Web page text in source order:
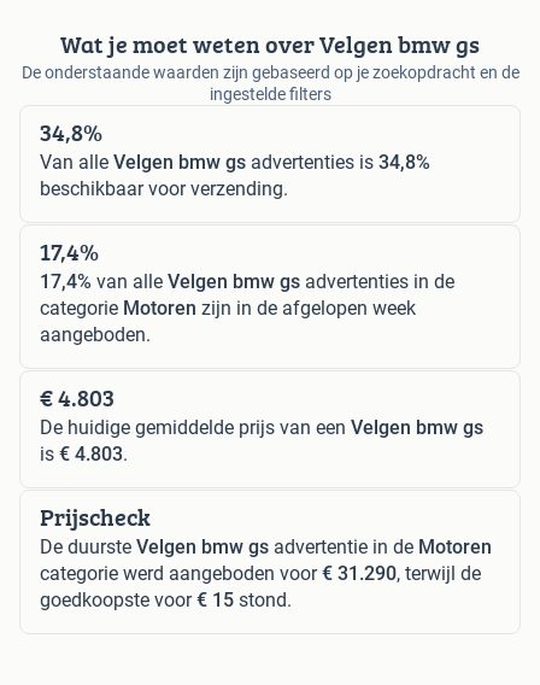
Wat je moet weten over Velgen bmw gs
De onderstaande waarden zijn gebaseerd op je zoekopdracht en de
ingestelde filters
34,8%
Van alle Velgen bmw gs advertenties is 34,8%
beschikbaar voor verzending.
17,4%
17,4% van alle Velgen bmw gs advertenties in de
categorie Motoren zijn in de afgelopen week
aangeboden.
€ 4.803
De huidige gemiddelde prijs van een Velgen bmw gs
is € 4.803.
Prijscheck
De duurste Velgen bmw gs advertentie in de Motoren
categorie werd aangeboden voor€ 31.290, terwijl de
goedkoopste voor€ 15 stond.